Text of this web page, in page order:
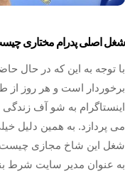
شغل اصلی پدرام مختاری
با توجه به این که در حال
برخوردار است و هر روز
اینستاگرام به شو آف
می‌ پردازد. به همین دلیل
شغل این شاخ مجازی چیست.
به عنوان مدیر سایت شرط